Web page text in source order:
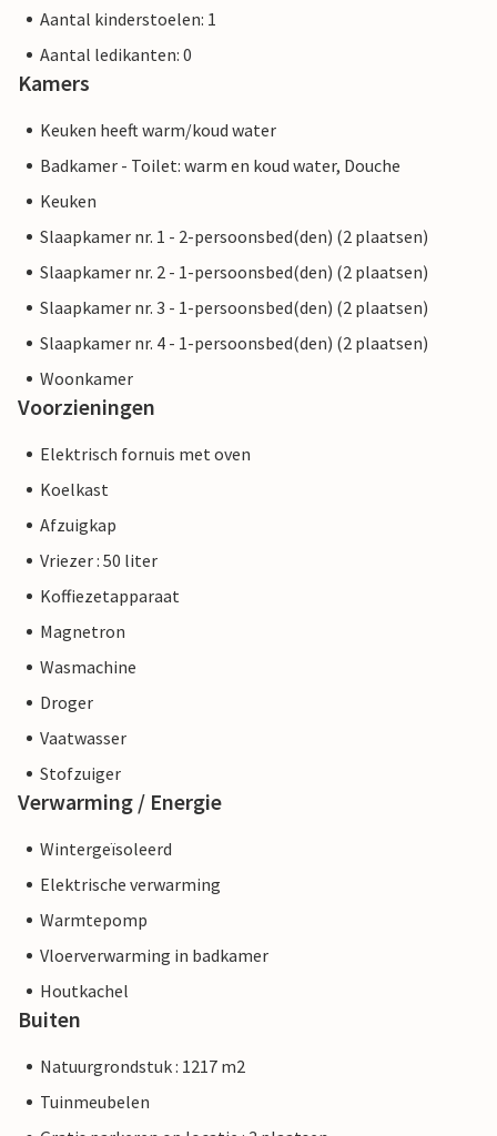
Aantal kinderstoelen: 1
Aantal ledikanten: 0
Kamers
Keuken heeft warm/koud water
Badkamer - Toilet: warm en koud water, Douche
Keuken
Slaapkamer nr. 1 - 2-persoonsbed(den) (2 plaatsen)
Slaapkamer nr. 2 - 1-persoonsbed(den) (2 plaatsen)
Slaapkamer nr. 3 - 1-persoonsbed(den) (2 plaatsen)
Slaapkamer nr. 4 - 1-persoonsbed(den) (2 plaatsen)
Woonkamer
Voorzieningen
Elektrisch fornuis met oven
Koelkast
Afzuigkap
Vriezer : 50 liter
Koffiezetapparaat
Magnetron
Wasmachine
Droger
Vaatwasser
Stofzuiger
Verwarming / Energie
Wintergeïsoleerd
Elektrische verwarming
Warmtepomp
Vloerverwarming in badkamer
Houtkachel
Buiten
Natuurgrondstuk : 1217 m2
Tuinmeubelen